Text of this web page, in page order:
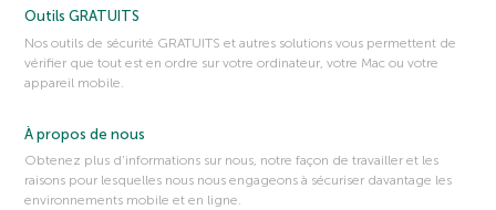
Outils GRATUITS
Nos outils de sécurité GRATUITS et autres solutions vous permettent de
vérifier que tout est en ordre sur votre ordinateur, votre Mac ou votre
appareil mobile.
À propos de nous
Obtenez plus d’informations sur nous, notre façon de travailler et les
raisons pour lesquelles nous nous engageons à sécuriser davantage les
environnements mobile et en ligne.